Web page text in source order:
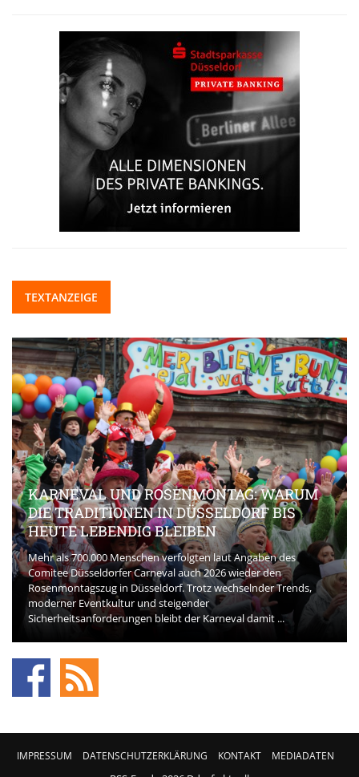
TEXTANZEIGE
KARNEVAL UND ROSENMONTAG: WARUM
DIE TRADITIONEN IN DÜSSELDORF BIS
HEUTE LEBENDIG BLEIBEN
Mehr als 700.000 Menschen verfolgten laut Angaben des
Comitee Düsseldorfer Carneval auch 2026 wieder den
Rosenmontagszug in Düsseldorf. Trotz wechselnder Trends,
moderner Eventkultur und steigender
Sicherheitsanforderungen bleibt der Karneval damit ...
IMPRESSUM DATENSCHUTZERKLÄRUNG KONTAKT MEDIADATEN